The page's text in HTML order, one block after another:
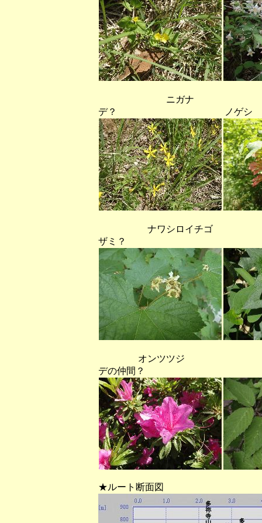
ニガナ ウリ
デ？ ノゲシ
ナワシロイチゴ
ザミ？
オンツツ
デの仲間？
★ルート断面図